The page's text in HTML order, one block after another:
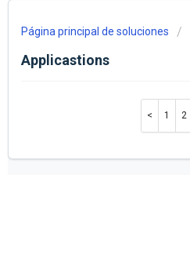
Página principal de soluciones
Applicastions
1 2